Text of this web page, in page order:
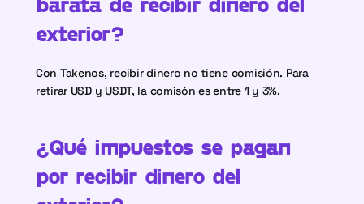
exterior?
Con Takenos, recibir dinero no tiene comisión. Para
retirar USD y USDT, la comisón es entre 1 y 3%.
¿Qué impuestos se pagan
por recibir dinero del